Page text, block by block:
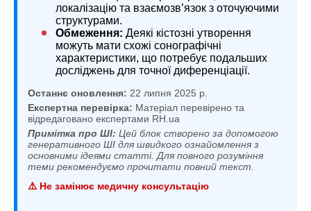
локалізацію та взаємозв’язок з оточуючими
структурами.
Обмеження: Деякі кістозні утворення
можуть мати схожі сонографічні
характеристики, що потребує подальших
досліджень для точної диференціації.
Останнє оновлення: 22 липня 2025 р.
Експертна перевірка: Матеріал перевірено та
відредаговано експертами RH.ua
Примітка про ШІ: Цей блок створено за допомогою
генеративного ШІ для швидкого ознайомлення з
основними ідеями статті. Для повного розуміння
теми рекомендуємо прочитати повний текст.
⚠️ Не замінює медичну консультацію